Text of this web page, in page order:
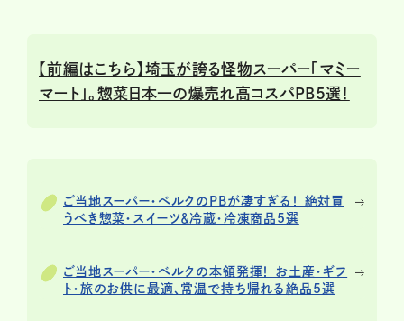
【前編はこちら】埼玉が誇る怪物スーパー「マミー
マート」。惣菜日本一の爆売れ高コスパPB5選！
ご当地スーパー・ベルクのPBが凄すぎる！ 絶対買
うべき惣菜・スイーツ＆冷蔵・冷凍商品5選
ご当地スーパー・ベルクの本領発揮！ お土産・ギフ
ト・旅のお供に最適、常温で持ち帰れる絶品5選